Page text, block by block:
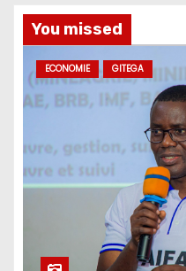
You missed
ECONOMIE GITEGA